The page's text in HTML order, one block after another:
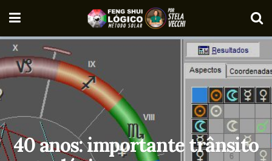
40 anos: importante trânsito